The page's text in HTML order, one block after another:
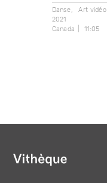
Danse
Art vidéo
2021
Canada
11:05